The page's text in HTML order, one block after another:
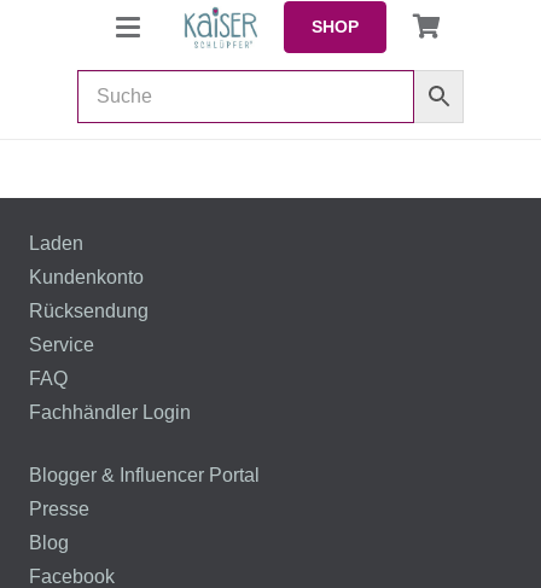
SHOP
Laden
Kundenkonto
Rücksendung
Service
FAQ
Fachhändler Login
Blogger & Influencer Portal
Presse
Blog
Facebook